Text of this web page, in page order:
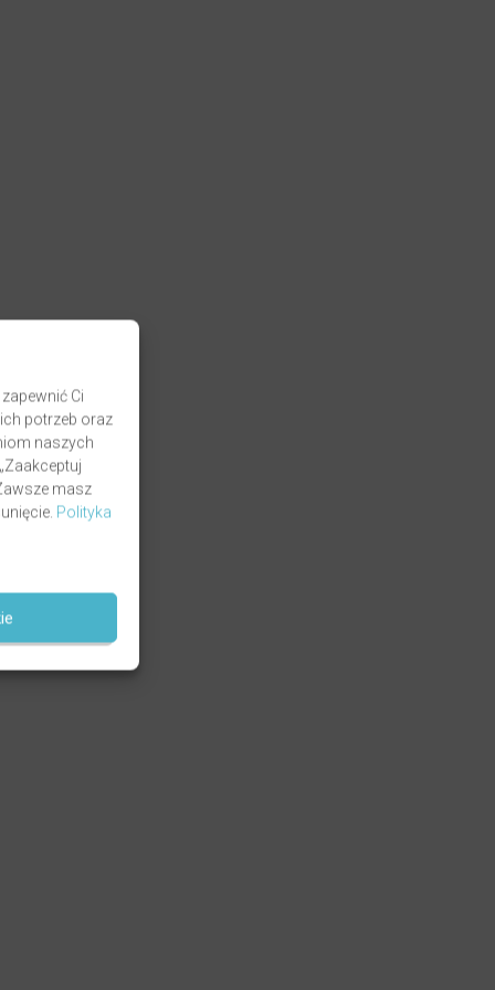
Ci
potrzeb oraz
naszych
masz
Polityka